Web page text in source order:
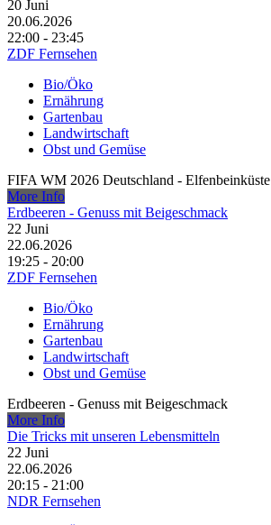
20 Juni
20.06.2026
22:00 - 23:45
ZDF Fernsehen
Bio/Öko
Ernährung
Gartenbau
Landwirtschaft
Obst und Gemüse
FIFA WM 2026 Deutschland - Elfenbeinküste
More Info
Erdbeeren - Genuss mit Beigeschmack
22 Juni
22.06.2026
19:25 - 20:00
ZDF Fernsehen
Bio/Öko
Ernährung
Gartenbau
Landwirtschaft
Obst und Gemüse
Erdbeeren - Genuss mit Beigeschmack
More Info
Die Tricks mit unseren Lebensmitteln
22 Juni
22.06.2026
20:15 - 21:00
NDR Fernsehen